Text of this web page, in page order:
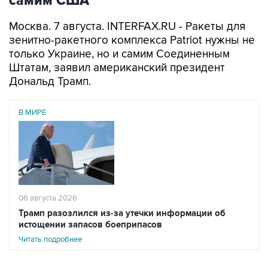
Москва. 7 августа. INTERFAX.RU - Ракеты для
зенитно-ракетного комплекса Patriot нужны не
только Украине, но и самим Соединенным
Штатам, заявил американский президент
Дональд Трамп.
В МИРЕ
06 августа 2026
Трамп разозлился из-за утечки информации об
истощении запасов боеприпасов
Читать подробнее